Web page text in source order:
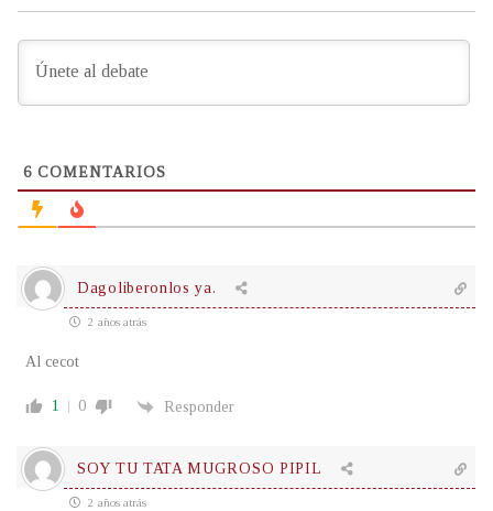
6 COMENTARIOS
Dagoliberonlos ya.
2 años atrás
Al cecot
1 0 Responder
SOY TU TATA MUGROSO PIPIL
2 años atrás